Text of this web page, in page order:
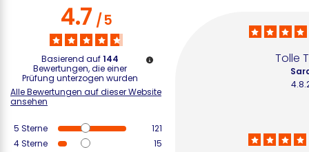
4.7/5
Basierend auf144
Bewertungen, die einer
Prüfung unterzogen wurden
Alle Bewertungen auf dieser Website
ansehen
5 Sterne
121
4Sterne
15
Tolle